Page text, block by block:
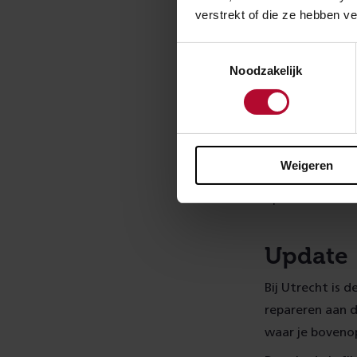
verstrekt of die ze hebben
Noodzakelijk
Weigeren
Update
De schade
kapotte
verwachting
Update
Bij Utrecht is
repareren aan
waar je